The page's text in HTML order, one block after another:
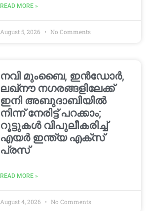
READ MORE »
August 5, 2026 No Comments
നവി മുംബൈ, ഇൻഡോർ,
ലഖ്നൗ നഗരങ്ങളിലേക്ക്
ഇനി അബുദാബിയിൽ
നിന്ന് നേരിട്ട് പറക്കാം;
റൂട്ടുകൾ വിപുലീകരിച്ച്
എയർ ഇന്ത്യ എക്സ്
പ്രസ്
READ MORE »
August 4, 2026 No Comments